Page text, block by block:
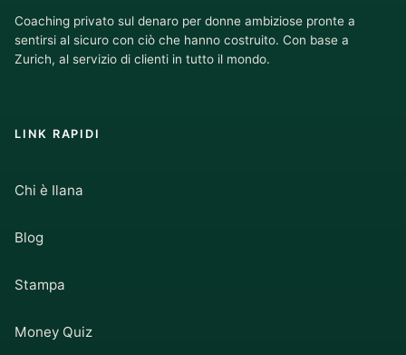
Coaching privato sul denaro per donne ambiziose pronte a
sentirsi al sicuro con ciò che hanno costruito. Con base a
Zurich, al servizio di clienti in tutto il mondo.
LINK RAPIDI
Chi è Ilana
Blog
Stampa
Money Quiz